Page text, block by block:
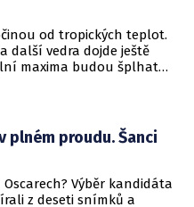
od tropických teplot.
další vedra dojde ještě
maxima budou šplhat
plném proudu. Šanci
Výběr kandidáta
z deseti snímků a